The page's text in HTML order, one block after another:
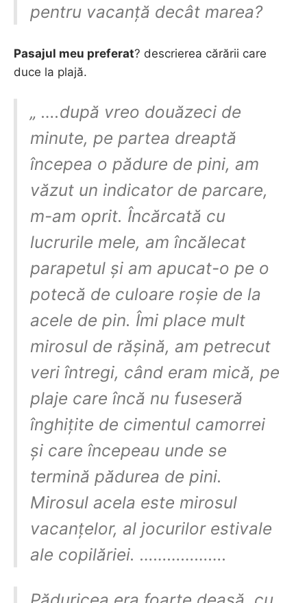
pentru vacanță decât marea?
Pasajul meu preferat? descrierea cărării care
duce la plajă.
„ ….după vreo douăzeci de
minute, pe partea dreaptă
începea o pădure de pini, am
văzut un indicator de parcare,
m-am oprit. Încărcată cu
lucrurile mele, am încălecat
parapetul și am apucat-o pe o
potecă de culoare roșie de la
acele de pin. Îmi place mult
mirosul de rășină, am petrecut
veri întregi, când eram mică, pe
plaje care încă nu fuseseră
înghițite de cimentul camorrei
și care începeau unde se
termină pădurea de pini.
Mirosul acela este mirosul
vacanțelor, al jocurilor estivale
ale copilăriei. ……………….